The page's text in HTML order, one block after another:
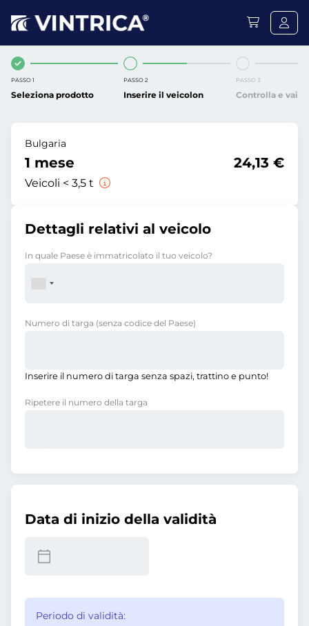
PASSO 1
Seleziona prodotto
PASSO 2
Inserire il veicolon
PASSO 3
Controlla e vai
Bulgaria
1 mese
Veicoli < 3,5 t
24,13 €
Dettagli relativi al veicolo
In quale Paese è immatricolato il tuo veicolo?
Numero di targa (senza codice del Paese)
Inserire il numero di targa senza spazi, trattino e punto!
Ripetere il numero della targa
Data di inizio della validità
Periodo di validità: